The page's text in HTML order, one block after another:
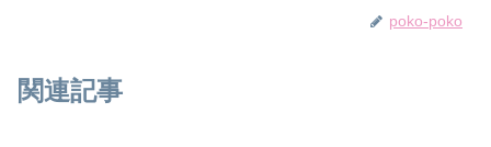
poko-poko
関連記事